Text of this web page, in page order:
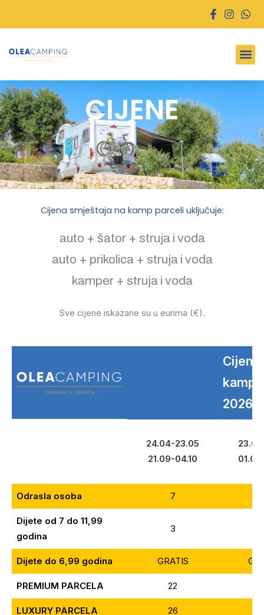
CIJENE
Cijena smještaja na kamp parceli uključuje:
auto + šator + struja i voda
auto + prikolica + struja i voda
kamper + struja i voda
Sve cijene iskazane su u eurima (€).
Cijene
2026.
24.04-23.05
21.09-04.10
Odrasla osoba 7
Dijete od 7 do 11,99
godina
3
Dijete do 6,99 godina GRATIS
PREMIUM PARCELA 22
LUXURY PARCELA 26